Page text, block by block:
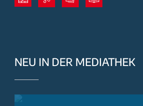
NEU IN DER MEDIATHEK